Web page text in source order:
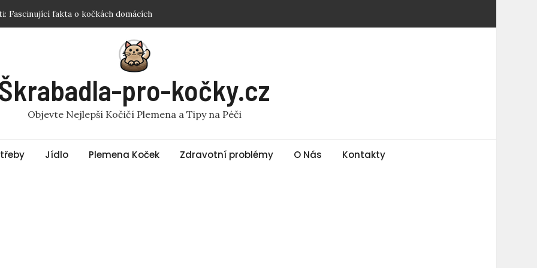
kočku: Jak vybrat tu správnou?
kočky? Odpověď vás překvapí!
Sphynx? Nejlepší Tipy a Produkty
pro-kočky.cz
Objevte Nejlepší Kočičí Plemena a Tipy na Péči
Jídlo Plemena Koček Zdravotní problémy O Nás Kontakty